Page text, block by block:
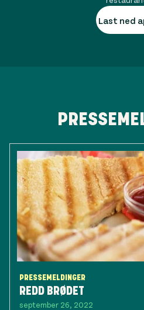
Last ned
PRESSEMELDINGER
REDD BRØDET
september 26, 2022